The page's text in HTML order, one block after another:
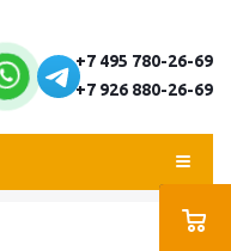
+7 495 780-26-69
+7 926 880-26-69